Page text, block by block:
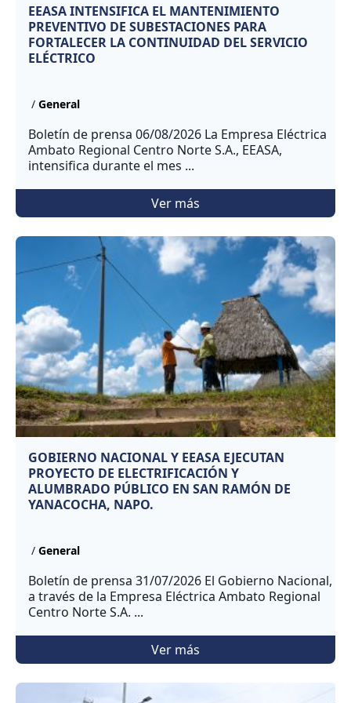
EEASA INTENSIFICA EL MANTENIMIENTO
PREVENTIVO DE SUBESTACIONES PARA
FORTALECER LA CONTINUIDAD DEL SERVICIO
ELÉCTRICO
/ General
Boletín de prensa 06/08/2026 La Empresa Eléctrica
Ambato Regional Centro Norte S.A., EEASA,
intensifica durante el mes ...
Ver más
GOBIERNO NACIONAL Y EEASA EJECUTAN
PROYECTO DE ELECTRIFICACIÓN Y
ALUMBRADO PÚBLICO EN SAN RAMÓN DE
YANACOCHA, NAPO.
/ General
Boletín de prensa 31/07/2026 El Gobierno Nacional,
a través de la Empresa Eléctrica Ambato Regional
Centro Norte S.A. ...
Ver más